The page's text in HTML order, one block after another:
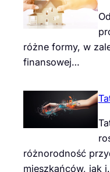
różne formy, w
finansowej…
różnorodność
mieszkańców, jak